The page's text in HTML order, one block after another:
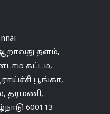
தளம்,
கட்டம்,
பூங்கா,
, தரமணி,
600113